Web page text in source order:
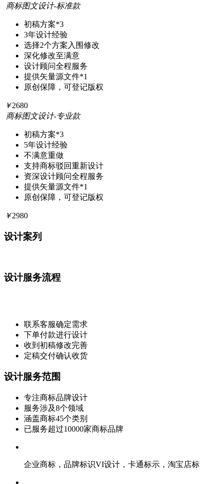
商标图文设计-标准款
初稿方案*3
3年设计经验
选择2个方案入围修改
深化修改至满意
设计顾问全程服务
提供矢量源文件*1
原创保障，可登记版权
￥2680
商标图文设计-专业款
初稿方案*3
5年设计经验
不满意重做
支持商标驳回重新设计
资深设计顾问全程服务
提供矢量源文件*1
原创保障，可登记版权
￥2980
设计案列
设计服务流程
联系客服确定需求
下单付款进行设计
收到初稿修改完善
定稿交付确认收货
设计服务范围
专注商标品牌设计
服务涉及8个领域
涵盖商标45个类别
已服务超过10000家商标品牌
企业商标，品牌标识VI设计，卡通标示，淘宝店标